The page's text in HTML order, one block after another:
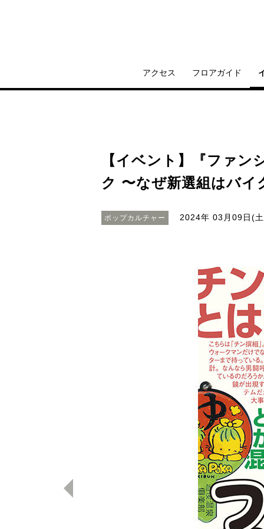
アクセス フロアガイド
【イベント】『ファン
ク 〜なぜ新選組はバ
ポップカルチャー 2024年 03月09日(